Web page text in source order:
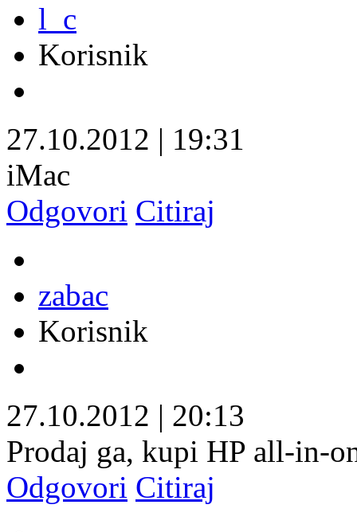
l_c
Korisnik
27.10.2012 | 19:31
iMac
Odgovori Citiraj
zabac
Korisnik
27.10.2012 | 20:13
Prodaj ga, kupi HP all-in-
Odgovori Citiraj